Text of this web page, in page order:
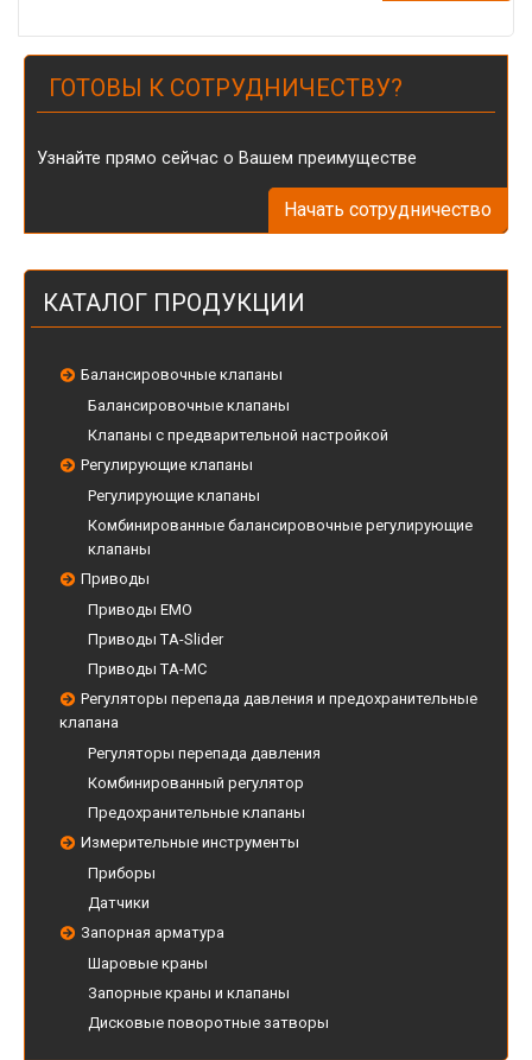
ГОТОВЫ К СОТРУДНИЧЕСТВУ?
Узнайте прямо сейчас о Вашем преимуществе
Начать сотрудничество
КАТАЛОГ ПРОДУКЦИИ
Балансировочные клапаны
Балансировочные клапаны
Клапаны с предварительной настройкой
Регулирующие клапаны
Регулирующие клапаны
Комбинированные балансировочные регулирующие
клапаны
Приводы
Приводы EMO
Приводы TA-Slider
Приводы TA-MC
Регуляторы перепада давления и предохранительные
клапана
Регуляторы перепада давления
Комбинированный регулятор
Предохранительные клапаны
Измерительные инструменты
Приборы
Датчики
Запорная арматура
Шаровые краны
Запорные краны и клапаны
Дисковые поворотные затворы